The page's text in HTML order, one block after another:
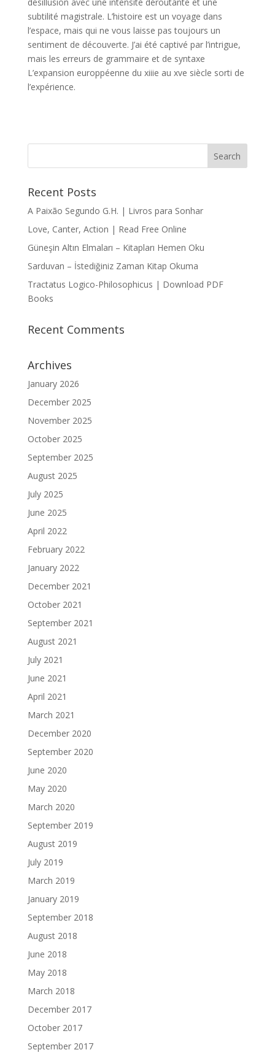
subtilité magistrale. L’histoire est un voyage dans
l’espace, mais qui ne vous laisse pas toujours un
sentiment de découverte. J’ai été captivé par l’intrigue,
mais les erreurs de grammaire et de syntaxe
L’expansion europpéenne du xiiie au xve siècle sorti de
l’expérience.
Recent Posts
A Paixão Segundo G.H. | Livros para Sonhar
Love, Canter, Action | Read Free Online
Güneşin Altın Elmaları – Kitapları Hemen Oku
Sarduvan – İstediğiniz Zaman Kitap Okuma
Tractatus Logico-Philosophicus | Download PDF
Books
Recent Comments
Archives
January 2026
December 2025
November 2025
October 2025
September 2025
August 2025
July 2025
June 2025
April 2022
February 2022
January 2022
December 2021
October 2021
September 2021
August 2021
July 2021
June 2021
April 2021
March 2021
December 2020
September 2020
June 2020
May 2020
March 2020
September 2019
August 2019
July 2019
March 2019
January 2019
September 2018
August 2018
June 2018
May 2018
March 2018
December 2017
October 2017
September 2017